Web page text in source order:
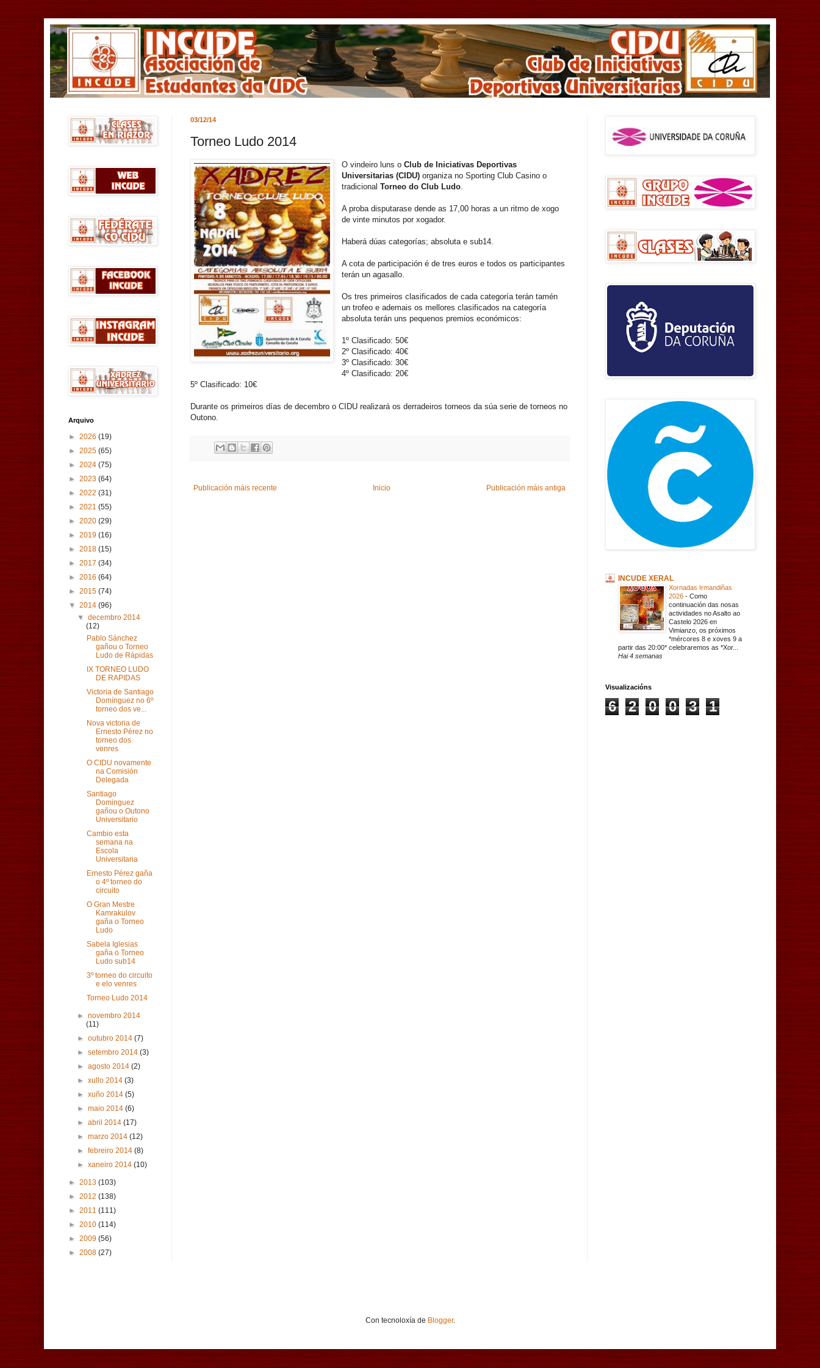
03/12/14
Torneo Ludo 2014
O vindeiro luns oClub de Iniciativas Deportivas
Universitarias (CIDU) organiza no Sporting Club Casino o
tradicionalTorneo do Club Ludo
A proba disputarase dende as 17,00 horas a un ritmo de xogo
de vinte minutos por xogador.
Haberá dúas categorías; absoluta e sub14.
A cota de participación é de tres euros e todos os participantes
terán un agasallo.
Os tres primeiros clasificados de cada categoría terán tamén
un trofeo e ademais os mellores clasificados na categoría
absoluta terán uns pequenos premios económicos:
1º Clasificado: 50€
2º Clasificado: 40€
3º Clasificado: 30€
4º Clasificado: 20€
5º Clasificado: 10€
Durante os primeiros días de decembro o CIDU realizará os derradeiros torneos da súa serie de torneos no
Outono.
Publicación máis recente Publicación máis antiga
Inicio
Arquivo
► 2026 (19)
► 2025 (65)
► 2024 (75)
► 2023 (64)
► 2022 (31)
► 2021 (55)
► 2020 (29)
► 2019 (16)
► 2018 (15)
► 2017 (34)
► 2016 (64)
► 2015 (74)
▼ 2014 (96)
▼decembro 2014
(12)
Pablo Sánchez
gañou o Torneo
Ludo de Rápidas
IX TORNEO LUDO
DE RAPIDAS
Victoria de Santiago
Domínguez no 6º
torneo dos ve...
Nova victoria de
Ernesto Pérez no
torneo dos
venres
O CIDU novamente
na Comisión
Delegada
Santiago
Dominguez
gañou o Outono
Universitario
Cambio esta
semana na
Escola
Universitaria
Ernesto Pérez gaña
o 4º torneo do
circuito
O Gran Mestre
Kamrakulov
gaña o Torneo
Ludo
Sabela Iglesias
gaña o Torneo
Ludo sub14
3º torneo do circuito
e elo venres
Torneo Ludo 2014
►novembro 2014
(11)
►outubro 2014(7)
►setembro 2014(3)
►agosto 2014(2)
►xullo 2014(3)
►xuño 2014(5)
►maio 2014(6)
►abril 2014(17)
►marzo 2014(12)
►febreiro 2014(8)
►xaneiro 2014(10)
► 2013 (103)
► 2012 (138)
► 2011 (111)
► 2010 (114)
► 2009 (56)
► 2008 (27)
INCUDE XERAL
Xornadas Irmandiñas
2026 - Como
continuación das nosas
actividades no Asalto ao
Castelo 2026 en
Vimianzo, os próximos
*mércores 8 e xoves 9 a
partir das 20:00* celebraremos as *Xor...
Hai 4 semanas
Visualizacións
6 2 0 0 3 1
Con tecnoloxía de Blogger.